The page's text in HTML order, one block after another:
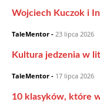
Wojciech Kuczok i
TaleMentor - 23 lipca 2026
Kultura jedzenia w
TaleMentor - 17 lipca 2026
10 klasyków, które